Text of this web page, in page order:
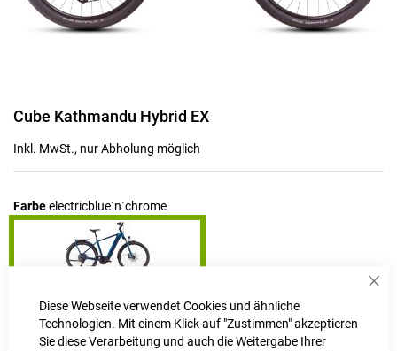
Diese Webseite verwendet Cookies und ähnliche
Technologien. Mit einem Klick auf "Zustimmen" akzeptieren
Sie diese Verarbeitung und auch die Weitergabe Ihrer
Zum
der
Cube Kathmandu Hybrid EX
Inkl. MwSt., nur Abholung möglich
Farbeelectricblue´n´chrome
Produktanfrage stellen